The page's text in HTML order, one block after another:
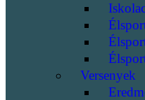
Versenyek